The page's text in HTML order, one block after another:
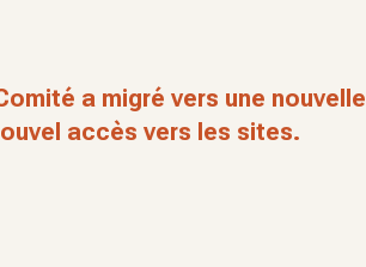
a migré vers une nouvelle
accès vers les sites.